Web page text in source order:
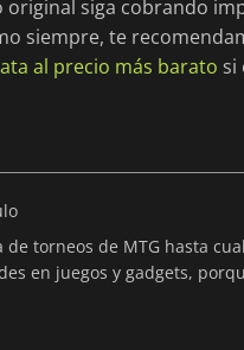
siga cobrando
siempre, te
al precio más barato si
de torneos de MTG hasta
en juegos y gadgets,